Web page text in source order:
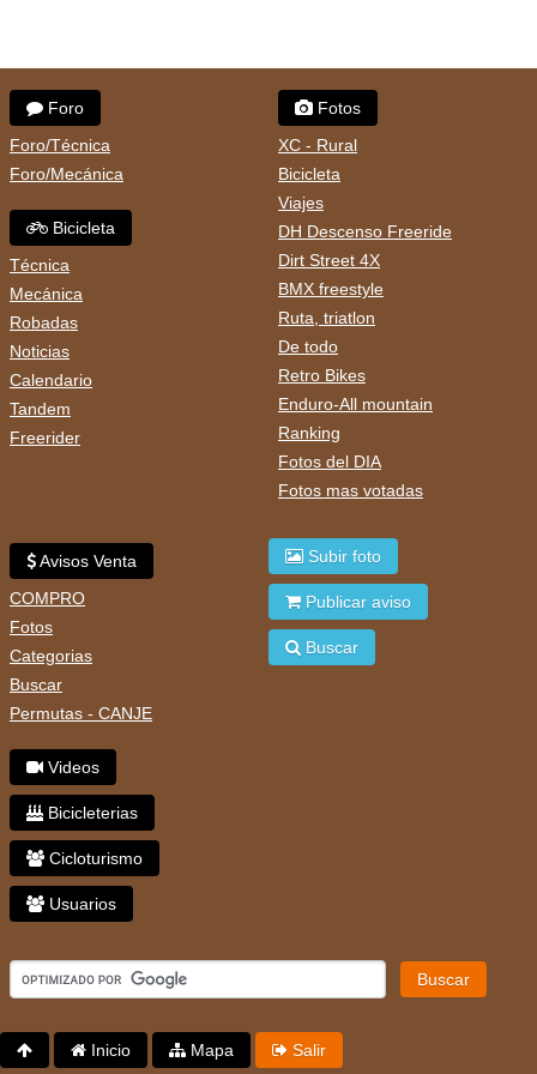
Foro
Foro/Técnica
Foro/Mecánica
Bicicleta
Técnica
Mecánica
Robadas
Noticias
Calendario
Tandem
Freerider
Fotos
XC - Rural
Bicicleta
Viajes
DH Descenso Freeride
Dirt Street 4X
BMX freestyle
Ruta, triatlon
De todo
Retro Bikes
Enduro-All mountain
Ranking
Fotos del DIA
Fotos mas votadas
Avisos Venta
COMPRO
Fotos
Categorias
Buscar
Permutas - CANJE
Videos
Bicicleterias
Cicloturismo
Usuarios
Subir foto
Publicar aviso
Buscar
Buscar
Inicio Mapa Salir